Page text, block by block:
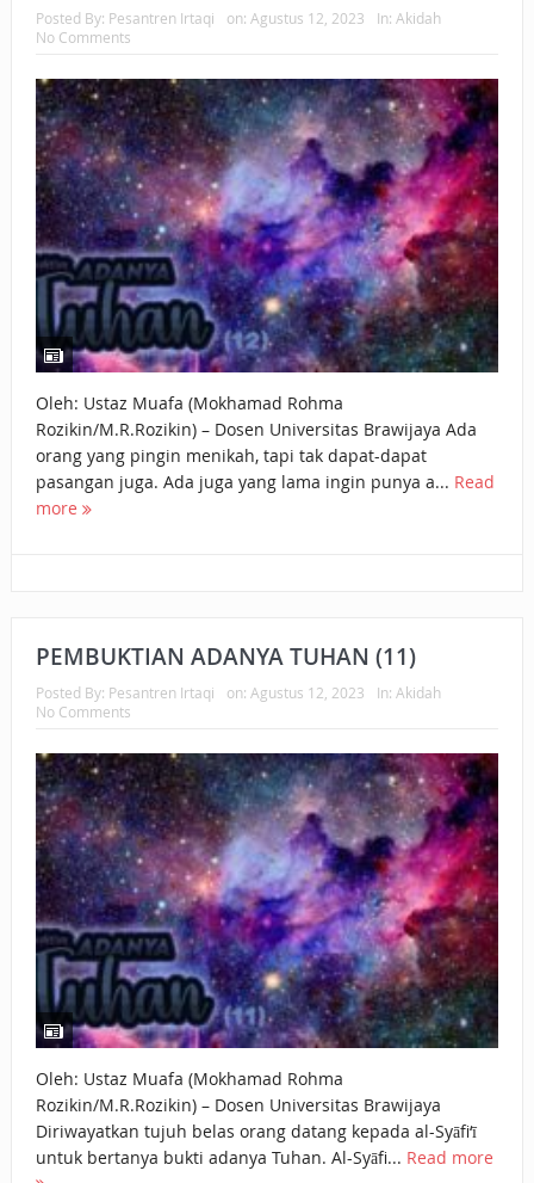
Posted By: Pesantren Irtaqi on: Agustus 12, 2023 In: Akidah
No Comments
Oleh: Ustaz Muafa (Mokhamad Rohma
Rozikin/M.R.Rozikin) – Dosen Universitas Brawijaya Ada
orang yang pingin menikah, tapi tak dapat-dapat
pasangan juga. Ada juga yang lama ingin punya a... Read
more
PEMBUKTIAN ADANYA TUHAN (11)
Posted By: Pesantren Irtaqi on: Agustus 12, 2023 In: Akidah
No Comments
Oleh: Ustaz Muafa (Mokhamad Rohma
Rozikin/M.R.Rozikin) – Dosen Universitas Brawijaya
Diriwayatkan tujuh belas orang datang kepada al-Syāfi‘ī
untuk bertanya bukti adanya Tuhan. Al-Syāfi... Read more